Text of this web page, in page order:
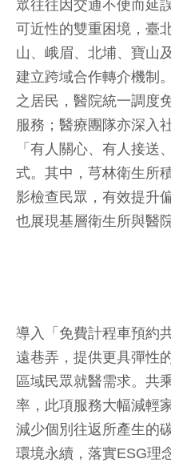
眾往往因交通不便而延
可近性的雙重困境，臺
山、峨眉、北埔、寶山
建立跨域合作轉介機制
之居民，醫院統一調度
服務；醫療團隊亦深入
「有人關心、有人接送
式。其中，芎林衛生所
影檢查民眾，有效提升
也展現基層衛生所與醫
導入「免費計程車預約
遠巷弄，提供更具彈性
區域民眾就醫需求。共
率，此項服務大幅減輕
減少個別往返所產生的
環境永續，落實ESG理